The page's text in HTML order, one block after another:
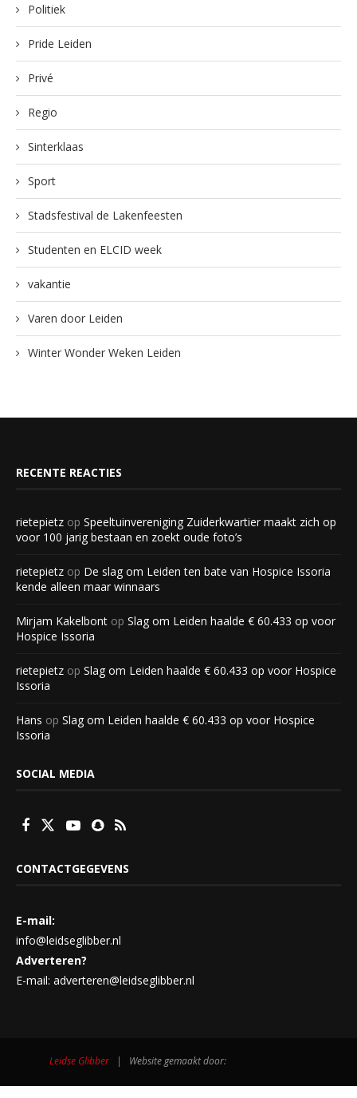
Politiek
Pride Leiden
Privé
Regio
Sinterklaas
Sport
Stadsfestival de Lakenfeesten
Studenten en ELCID week
vakantie
Varen door Leiden
Winter Wonder Weken Leiden
RECENTE REACTIES
rietepietz op Speeltuinvereniging Zuiderkwartier maakt zich op
voor 100 jarig bestaan en zoekt oude foto’s
rietepietz op De slag om Leiden ten bate van Hospice Issoria
kende alleen maar winnaars
Mirjam Kakelbont op Slag om Leiden haalde € 60.433 op voor
Hospice Issoria
rietepietz op Slag om Leiden haalde € 60.433 op voor Hospice
Issoria
Hans op Slag om Leiden haalde € 60.433 op voor Hospice
Issoria
SOCIAL MEDIA
CONTACTGEGEVENS
E-mail:
info@leidseglibber.nl
Adverteren?
E-mail: adverteren@leidseglibber.nl
Leidse Glibber| Website gemaakt door: